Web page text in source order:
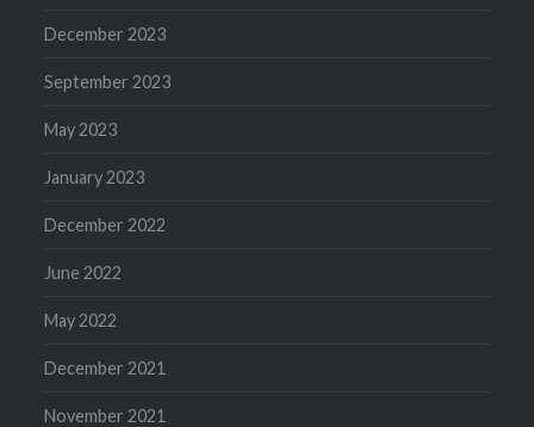
December 2023
September 2023
May 2023
January 2023
December 2022
June 2022
May 2022
December 2021
November 2021